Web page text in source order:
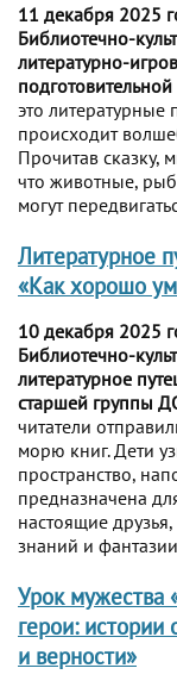
11 декабря 2025
Библиотечно-
литературно-
это литературные
происходит
Прочитав сказку,
что животные,
могут
Литературное
«Как хорошо
10 декабря 2025
Библиотечно-
литературное
старшей группы
читатели
морю книг. Дети
пространство,
предназначена
настоящие
знаний и
Урок мужества
герои: истории
и верности»